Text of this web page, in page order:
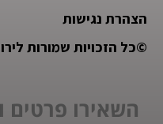
הצהרת נגישות
©כל הזכויות שמורות
השאירו פרטים